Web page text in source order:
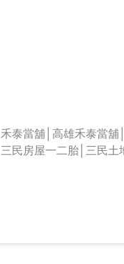
禾泰當舖│高雄禾泰當舖
三民房屋一二胎│三民